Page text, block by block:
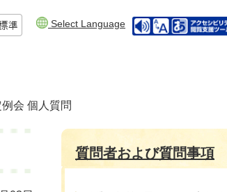
Select Language
会 個人質問
質問者および質問事項